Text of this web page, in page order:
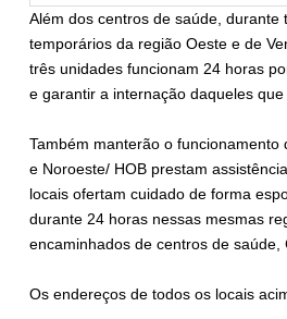
Além dos centros de saúde,
temporários da região Oeste e de
três unidades funcionam 24 horas
e garantir a internação daqueles
Também manterão o funcionamento
e Noroeste/ HOB prestam
locais ofertam cuidado de forma
durante 24 horas nessas mesmas
encaminhados de centros de saúde,
Os endereços de todos os locais